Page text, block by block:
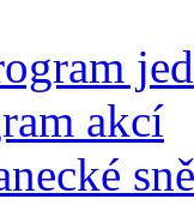
akcí